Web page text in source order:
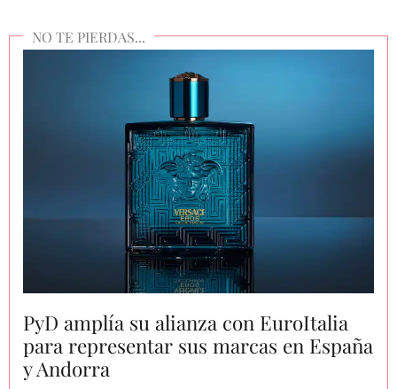
PyD amplía su alianza con EuroItalia
para representar sus marcas en España
y Andorra